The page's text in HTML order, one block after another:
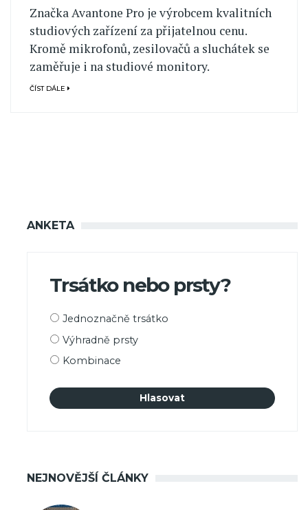
Značka Avantone Pro je výrobcem kvalitních
studiových zařízení za přijatelnou cenu.
Kromě mikrofonů, zesilovačů a sluchátek se
zaměřuje i na studiové monitory.
ČÍST DÁLE
ANKETA
Trsátko nebo prsty?
Možnosti
Jednoznačně trsátko
Výhradně prsty
Kombinace
NEJNOVĚJŠÍ ČLÁNKY